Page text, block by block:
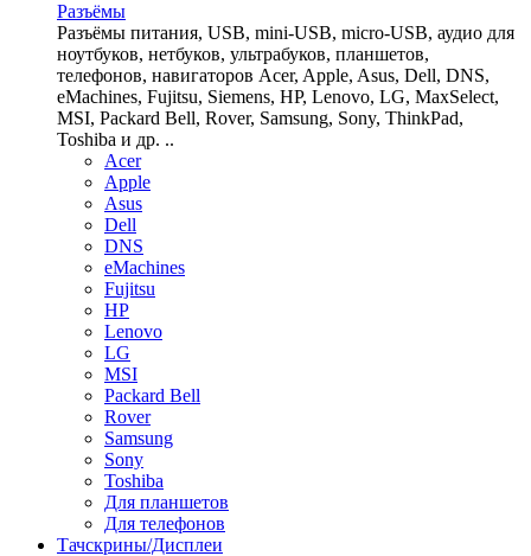
Разъёмы
Разъёмы питания, USB, mini-USB, micro-USB, аудио для
ноутбуков, нетбуков, ультрабуков, планшетов,
телефонов, навигаторов Acer, Apple, Asus, Dell, DNS,
eMachines, Fujitsu, Siemens, HP, Lenovo, LG, MaxSelect,
MSI, Packard Bell, Rover, Samsung, Sony, ThinkPad,
Toshiba и др. ..
Acer
Apple
Asus
Dell
DNS
eMachines
Fujitsu
HP
Lenovo
LG
MSI
Packard Bell
Rover
Samsung
Sony
Toshiba
Для планшетов
Для телефонов
Тачскрины/Дисплеи